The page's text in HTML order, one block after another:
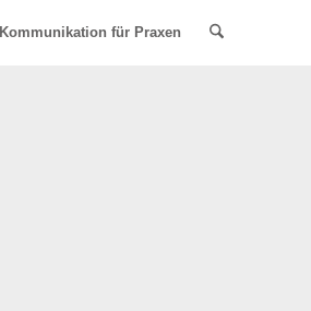
Kommunikation für Praxen